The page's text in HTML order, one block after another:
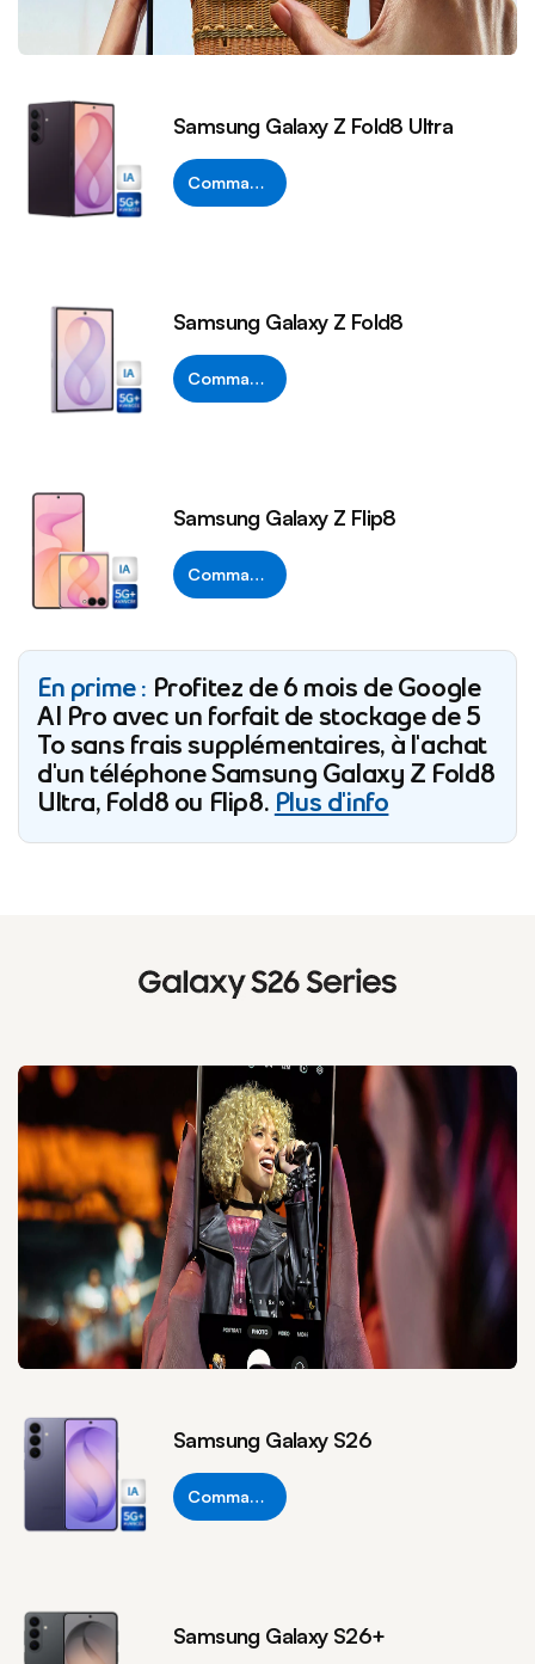
Samsung Galaxy Z Fold8 Ultra
Commandez
Samsung Galaxy Z Fold8
Commandez
Samsung Galaxy Z Flip8
Commandez
En prime : Profitez de 6 mois de Google
AI Pro avec un forfait de stockage de 5
To sans frais supplémentaires, à l'achat
d'un téléphone Samsung Galaxy Z Fold8
Ultra, Fold8 ou Flip8. Plus d'info
Samsung Galaxy S26
Commander
Samsung Galaxy S26+